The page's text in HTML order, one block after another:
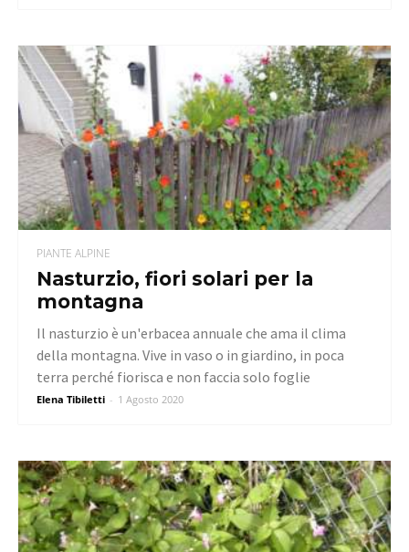
PIANTE ALPINE
Nasturzio, fiori solari per la
montagna
Elena Tibiletti - 1 Agosto 2020
Il nasturzio è un'erbacea annuale che ama il clima
della montagna. Vive in vaso o in giardino, in poca
terra perché fiorisca e non faccia solo foglie